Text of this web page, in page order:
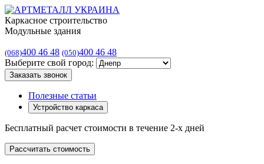
Каркасное строительство
Модульные здания
(068)400 46 48 (050)400 46 48
Выберите свой город:
Заказать звонок
Полезные статьи
Устройство каркаса
Бесплатный расчет стоимости в течение 2-х дней
Рассчитать стоимость